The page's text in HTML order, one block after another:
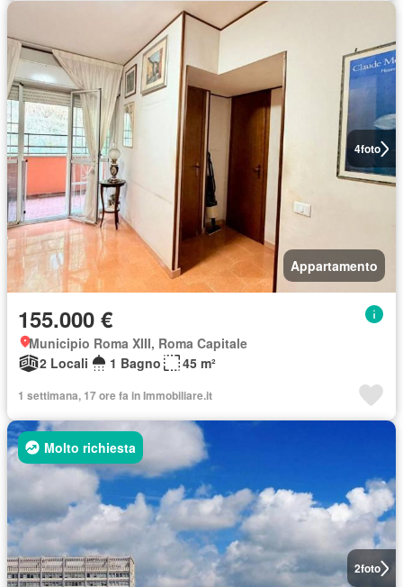
4foto
Appartamento
155.000 €
Municipio Roma XIII, Roma Capitale
2 Locali
1 Bagno 45 m²
1 settimana, 17 ore fa in Immobiliare.it
2foto
Molto richiesta